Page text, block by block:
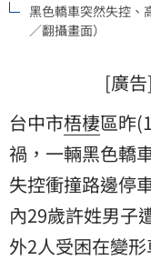
黑色轎車突然失控、
／翻攝畫面）
[廣
台中市梧棲區昨
禍 ，一輛黑色轎
失控衝撞路邊停
內29歲許姓男子
外2人受困在變